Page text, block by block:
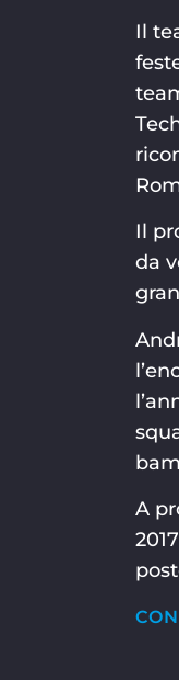
Il
Il
da
A